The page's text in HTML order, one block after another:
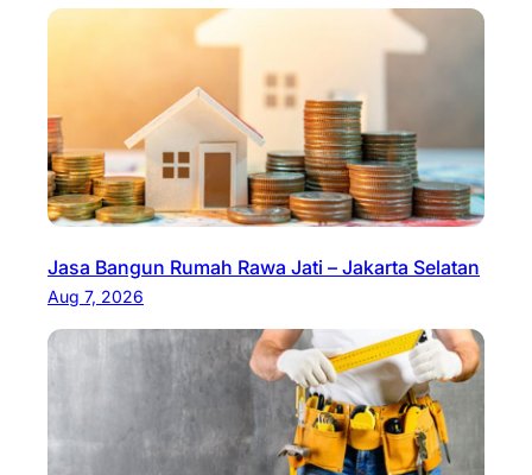
Jasa Bangun Rumah Rawa Jati – Jakarta Selatan
Aug 7, 2026